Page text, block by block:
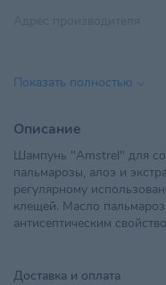
Объем
Поставщик
Производитель
Страна происхождения
Показать полностью
Описание
Шампунь "Amstrel" для
пальмарозы, алоэ и
регулярному
клещей. Масло
антисептическим
Доставка и оплата